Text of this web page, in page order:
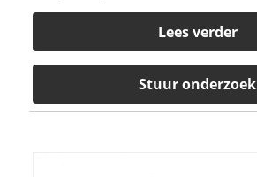
Lees verder
Stuur onderzoek